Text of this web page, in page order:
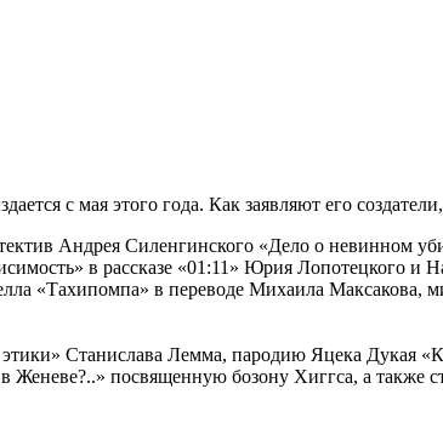
с мая этого года. Как заявляют его
Андрея Силенгинского «Дело о невинном
в рассказе «01:11» Юрия Лопотецкого и
«Тахипомпа» в переводе Михаила Максакова,
Станислава Лемма, пародию Яцека Дукая
посвященную бозону Хиггса, а также